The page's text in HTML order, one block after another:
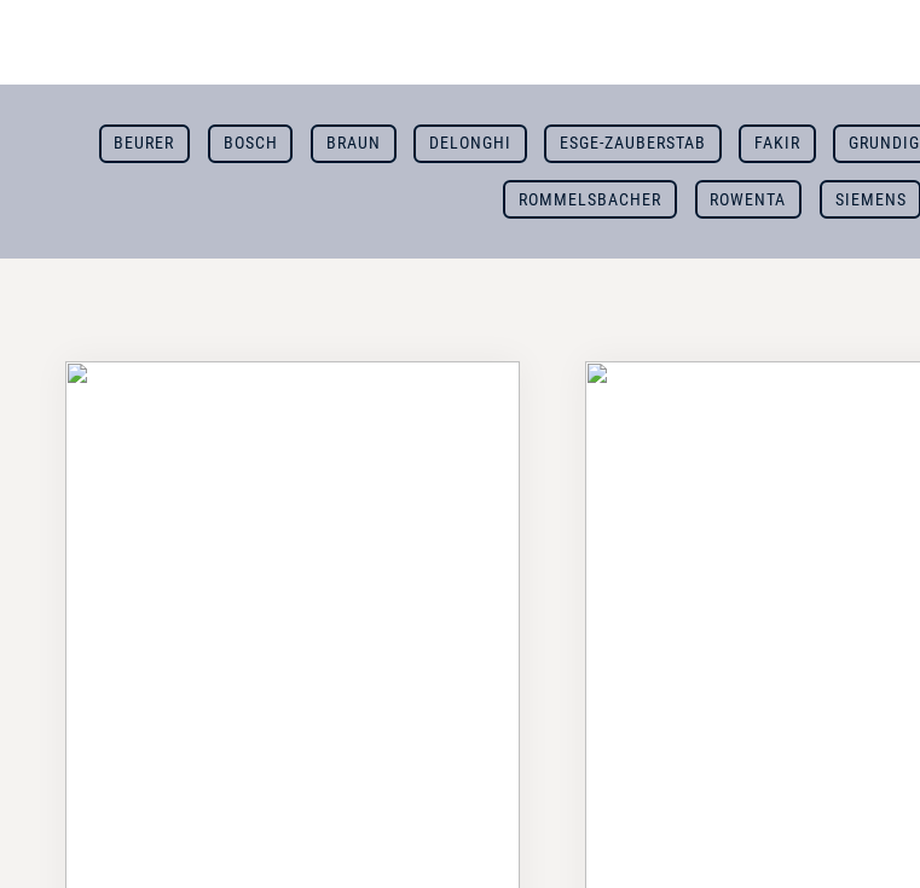
BEURER BOSCH BRAUN DELONGHI ESGE-ZAUBERSTAB FAKIR GRUNDIG
ROMMELSBACHER ROWENTA SIEMENS